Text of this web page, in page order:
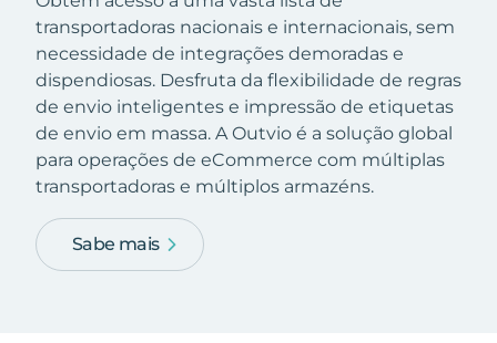
transportadoras nacionais e internacionais, sem
necessidade de integrações demoradas e
dispendiosas. Desfruta da flexibilidade de regras
de envio inteligentes e impressão de etiquetas
de envio em massa. A Outvio é a solução global
para operações de eCommerce com múltiplas
transportadoras e múltiplos armazéns.
Sabe mais